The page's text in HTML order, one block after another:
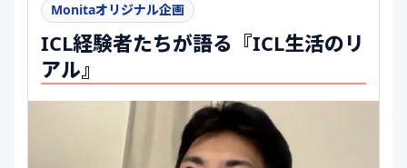
Monitaオリジナル企画
ICL経験者たちが語る『ICL生活のリ
アル』